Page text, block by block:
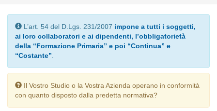
L’art. 54 del D.Lgs. 231/2007 impone a tutti i soggetti,
ai loro collaboratori e ai dipendenti, l’obbligatorietà
della “Formazione Primaria” e poi “Continua” e
“Costante”
Il Vostro Studio o la Vostra Azienda operano in conformità
con quanto disposto dalla predetta normativa?